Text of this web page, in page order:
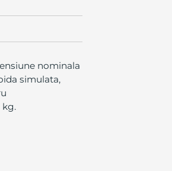
nominala
simulata,
kg.